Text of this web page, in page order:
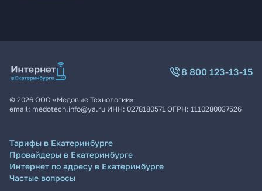
8 800 123-13-15
© 2026 ООО «Медовые Технологии»
email: medotech.info@ya.ru ИНН: 0278180571 ОГРН: 1110280037526
Тарифы в Екатеринбурге
Провайдеры в Екатеринбурге
Интернет по адресу в Екатеринбурге
Частые вопросы